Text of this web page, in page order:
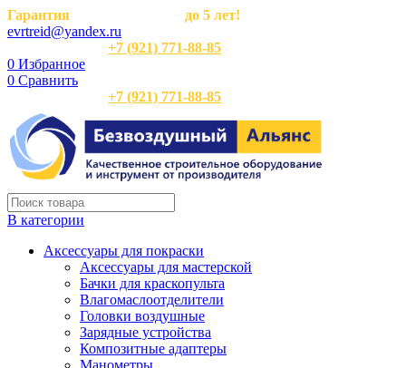
Гарантия
до 5 лет!
evrtreid@yandex.ru
+7 (921) 771-88-85
0 Избранное
0 Сравнить
+7 (921) 771-88-85
В категории
Аксессуары для покраски
Аксессуары для мастерской
Бачки для краскопульта
Влагомаслоотделители
Головки воздушные
Зарядные устройства
Композитные адаптеры